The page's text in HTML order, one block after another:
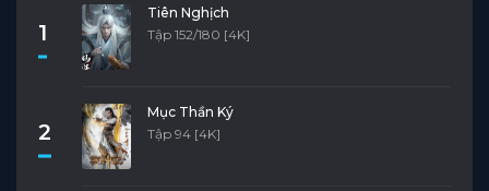
1
Tiên Nghịch
Tập 152/180 [4K]
2
Mục Thần Ký
Tập 94 [4K]